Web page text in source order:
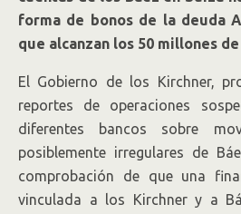
forma de bonos de la deuda
que alcanzan los 50 millones
El Gobierno de los Kirchner,
reportes de operaciones
diferentes bancos sobre
posiblemente irregulares de
comprobación de que una
vinculada a los Kirchner y a